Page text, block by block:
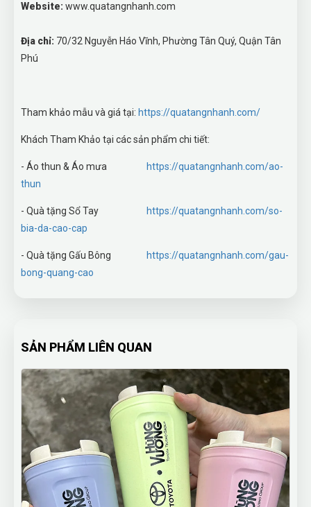
Website: www.quatangnhanh.com
Địa chỉ: 70/32 Nguyễn Háo Vĩnh, Phường Tân Quý, Quận Tân
Phú
Tham khảo mẫu và giá tại: https://quatangnhanh.com/
Khách Tham Khảo tại các sản phẩm chi tiết:
- Áo thun & Áo mưa
https://quatangnhanh.com/ao-
thun
- Quà tặng Sổ Tay
https://quatangnhanh.com/so-
bia-da-cao-cap
- Quà tặng Gấu Bông
https://quatangnhanh.com/gau-
bong-quang-cao
SẢN PHẨM LIÊN QUAN